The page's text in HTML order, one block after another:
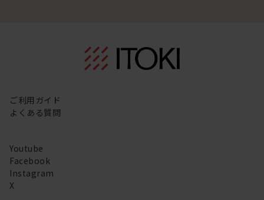
ご利用ガイド
よくある質問
Youtube
Facebook
Instagram
X